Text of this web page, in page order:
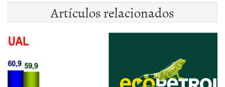
Artículos relacionados